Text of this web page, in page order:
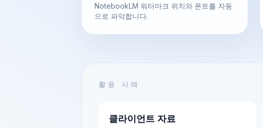
NotebookLM 워터마크 위치와 폰트를 자동
으로 파악합니다.
활용 사례
클라이언트 자료